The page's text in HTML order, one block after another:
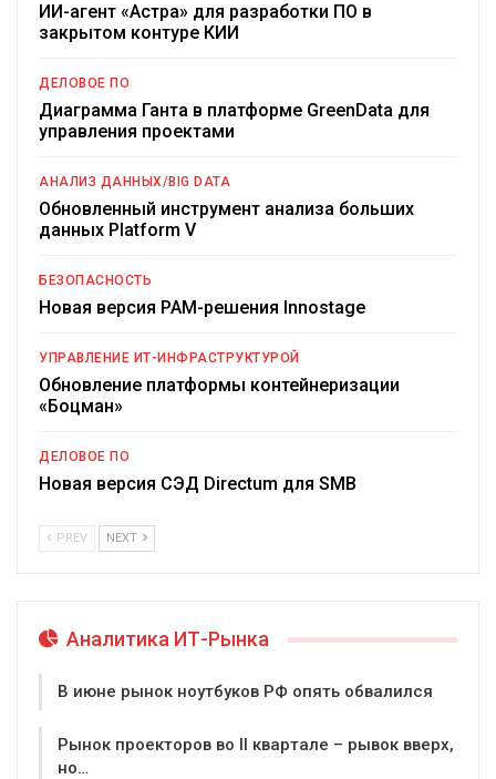
ИИ-агент «Астра» для разработки ПО в
закрытом контуре КИИ
ДЕЛОВОЕ ПО
Диаграмма Ганта в платформе GreenData для
управления проектами
АНАЛИЗ ДАННЫХ/BIG DATA
Обновленный инструмент анализа больших
данных Platform V
БЕЗОПАСНОСТЬ
Новая версия PAM-решения Innostage
УПРАВЛЕНИЕ ИТ-ИНФРАСТРУКТУРОЙ
Обновление платформы контейнеризации
«Боцман»
ДЕЛОВОЕ ПО
Новая версия СЭД Directum для SMB
PREV NEXT
Аналитика ИТ-Рынка
В июне рынок ноутбуков РФ опять обвалился
Рынок проекторов во II квартале – рывок вверх,
но…